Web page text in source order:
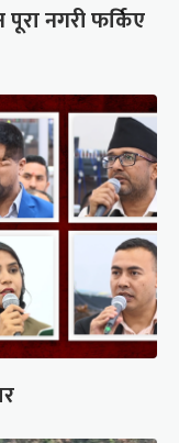
नगरी फर्किए